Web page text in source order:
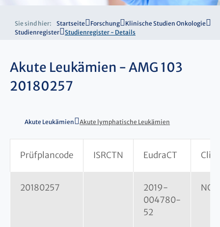
Sie sind hier: Startseite Forschung
Klinische Studien Onkologie
Studienregister
Studienregister - Details
Akute Leukämien - AMG 103
20180257
Akute Leukämien Akute lymphatische Leukämien
Prüfplancode ISRCTN EudraCT
20180257
2019-
004780-
52